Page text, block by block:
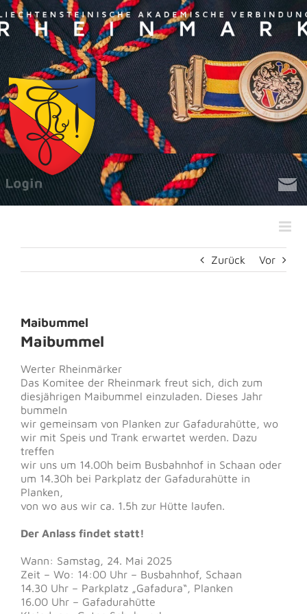
Zum
Inhalt
springen
Zurück Vor
Maibummel
Maibummel
Werter Rheinmärker
Das Komitee der Rheinmark freut sich, dich zum
diesjährigen Maibummel einzuladen. Dieses Jahr
bummeln
wir gemeinsam von Planken zur Gafadurahütte, wo
wir mit Speis und Trank erwartet werden. Dazu
treffen
wir uns um 14.00h beim Busbahnhof in Schaan oder
um 14.30h bei Parkplatz der Gafadurahütte in
Planken,
von wo aus wir ca. 1.5h zur Hütte laufen.
Der Anlass findet statt!
Wann: Samstag, 24. Mai 2025
Zeit – Wo: 14:00 Uhr – Busbahnhof, Schaan
14.30 Uhr – Parkplatz „Gafadura“, Planken
16.00 Uhr – Gafadurahütte